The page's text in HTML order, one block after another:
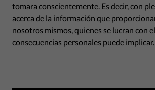
tomara conscientemente. Es decir, con
acerca de la información que
nosotros mismos, quienes se lucran con
consecuencias personales puede implicar.